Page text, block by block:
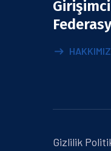
Gizlilik